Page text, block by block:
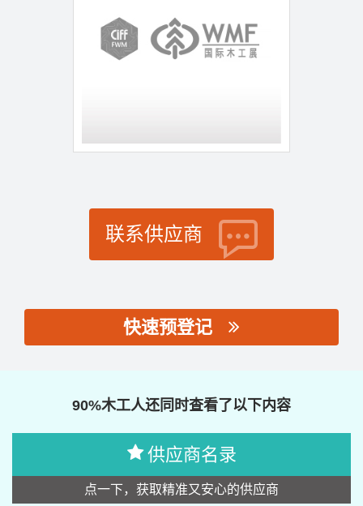
联系供应商
快速预登记
90%木工人还同时查看了以下内容
供应商名录
点一下，获取精准又安心的供应商